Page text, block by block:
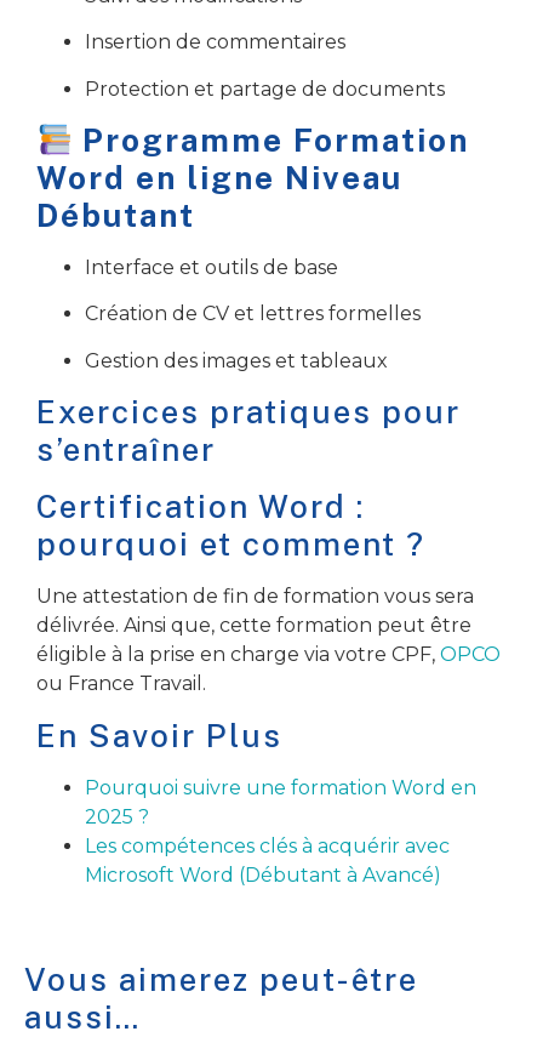
Insertion de commentaires
Protection et partage de documents
Programme Formation
Word en ligne Niveau
Débutant
Interface et outils de base
Création de CV et lettres formelles
Gestion des images et tableaux
Exercices pratiques pour
s’entraîner
Certification Word :
pourquoi et comment ?
Une attestation de fin de formation vous sera
délivrée. Ainsi que, cette formation peut être
éligible à la prise en charge via votre CPF, OPCO
ou France Travail.
En Savoir Plus
Pourquoi suivre une formation Word en
2025 ?
Les compétences clés à acquérir avec
Microsoft Word (Débutant à Avancé)
Vous aimerez peut-être
aussi…